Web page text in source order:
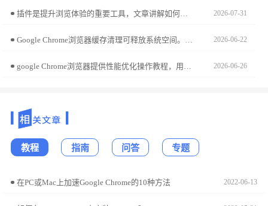
插件是提升浏览体验的重要工具，文章讲解如何高效启用、停用和分类管理插件，确保Chrome浏览器功能完整又运行顺畅。 2026-07-31
2026-06-22
google Chrome浏览器提供性能优化操作教程，用户可优化插件与缓存设置，实现浏览器高效运行，提升操作流畅性和使用体验。 2026-06-26
教程 指南 问答 专题
在PC或Mac上加速Google Chrome的10种方法 2022-06-13